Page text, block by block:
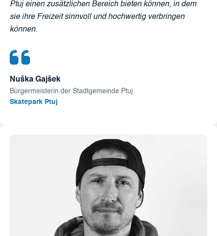
Nuška Gajšek
Bürgermeisterin der Stadtgemeinde Ptuj
Skatepark Ptuj
Ptuj einen zusätzlichen Bereich bieten können, in dem
sie ihre Freizeit sinnvoll und hochwertig verbringen
können.